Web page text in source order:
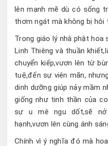
lên mạnh mẽ dù có sống
thơm ngát mà không bị hôi
Trong giáo lý nhà phật
Linh Thiêng và thuần
chuyển kiếp,vươn lên từ
tuệ,đến sự viên mãn,
dinh dưỡng giúp nảy mầm
giống như tinh thần của
sự u mê ngu dốt,sẽ
hạnh,vươn lên cùng ánh
Chính vì ý nghĩa đó mà